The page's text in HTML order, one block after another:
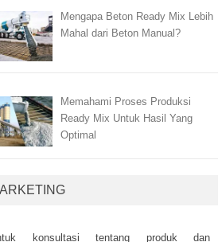
Mengapa Beton Ready Mix Lebih
Mahal dari Beton Manual?
Memahami Proses Produksi
Ready Mix Untuk Hasil Yang
Optimal
kоnsultаsі tеntаng рrоduk dаn